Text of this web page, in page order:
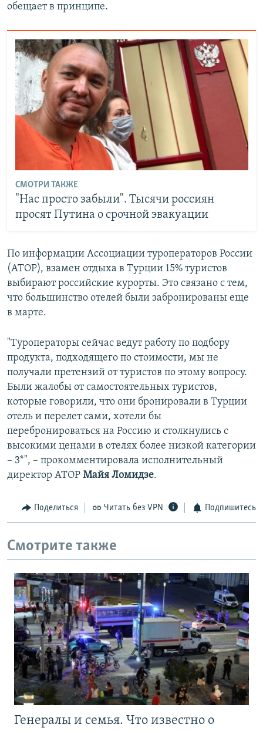
обещает в принципе.
СМОТРИ ТАКЖЕ
"Нас просто забыли". Тысячи россиян
просят Путина о срочной эвакуации
По информации Ассоциации туроператоров России
(АТОР), взамен отдыха в Турции 15% туристов
выбирают российские курорты. Это связано с тем,
что большинство отелей были забронированы еще
в марте.
"Туроператоры сейчас ведут работу по подбору
продукта, подходящего по стоимости, мы не
получали претензий от туристов по этому вопросу.
Были жалобы от самостоятельных туристов,
которые говорили, что они бронировали в Турции
отель и перелет сами, хотели бы
перебронироваться на Россию и столкнулись с
высокими ценами в отелях более низкой категории
– 3*", – прокомментировала исполнительный
директор АТОР Майя Ломидзе.
Поделиться Читать без VPN Подпишитесь
Смотрите также
Генералы и семья. Что известно о